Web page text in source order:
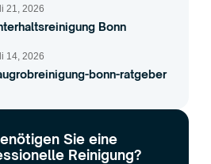
21, 2026
Bonn
14, 2026
bonn-ratgeber
Sie eine
Reinigung?